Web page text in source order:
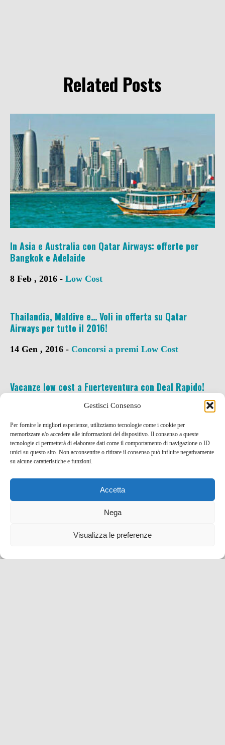
Gestisci Consenso
Per fornire le migliori esperienze, utilizziamo tecnologie come i cookie per
memorizzare e/o accedere alle informazioni del dispositivo. Il consenso a queste
tecnologie ci permetterà di elaborare dati come il comportamento di navigazione o ID
unici su questo sito. Non acconsentire o ritirare il consenso può influire negativamente
su alcune caratteristiche e funzioni.
Accetta
Nega
Visualizza le preferenze
Related Posts
In Asia e Australia con Qatar Airways: offerte per
Bangkok e Adelaide
8 Feb , 2016 - Low Cost
Thailandia, Maldive e… Voli in offerta su Qatar
Airways per tutto il 2016!
14 Gen , 2016 - Concorsi a premi Low Cost
Vacanze low cost a Fuerteventura con Deal Rapido!
Codici SCONTO e Coupon
Cost